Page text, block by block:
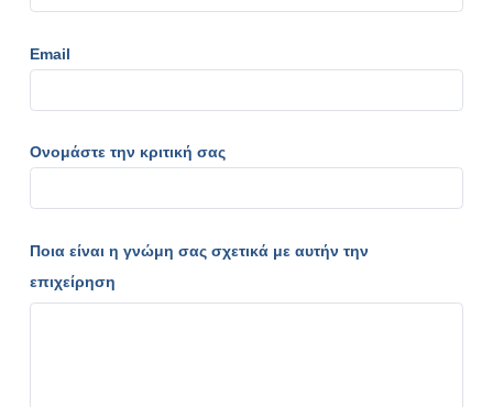
Email
Ονομάστε την κριτική σας
Ποια είναι η γνώμη σας σχετικά με αυτήν την
επιχείρηση